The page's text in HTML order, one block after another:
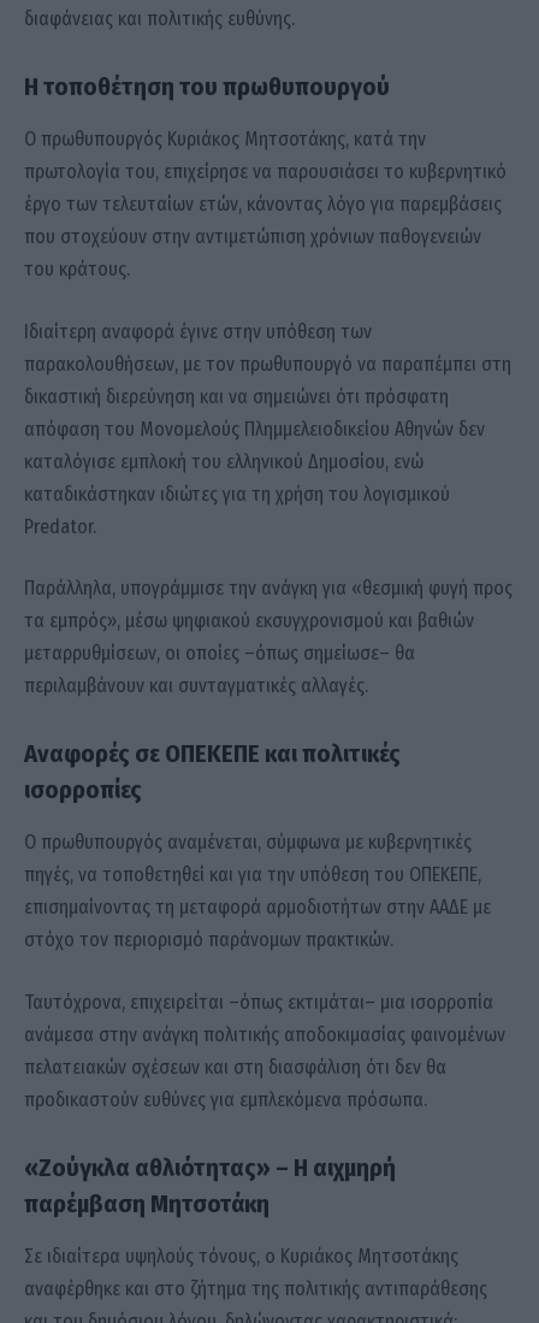
διαφάνειας και πολιτικής ευθύνης.
Η τοποθέτηση του πρωθυπουργού
Ο πρωθυπουργός Κυριάκος Μητσοτάκης, κατά την
πρωτολογία του, επιχείρησε να παρουσιάσει το κυβερνητικό
έργο των τελευταίων ετών, κάνοντας λόγο για παρεμβάσεις
που στοχεύουν στην αντιμετώπιση χρόνιων παθογενειών
του κράτους.
Ιδιαίτερη αναφορά έγινε στην υπόθεση των
παρακολουθήσεων, με τον πρωθυπουργό να παραπέμπει στη
δικαστική διερεύνηση και να σημειώνει ότι πρόσφατη
απόφαση του Μονομελούς Πλημμελειοδικείου Αθηνών δεν
καταλόγισε εμπλοκή του ελληνικού Δημοσίου, ενώ
καταδικάστηκαν ιδιώτες για τη χρήση του λογισμικού
Predator.
Παράλληλα, υπογράμμισε την ανάγκη για «θεσμική φυγή προς
τα εμπρός», μέσω ψηφιακού εκσυγχρονισμού και βαθιών
μεταρρυθμίσεων, οι οποίες –όπως σημείωσε– θα
περιλαμβάνουν και συνταγματικές αλλαγές.
Αναφορές σε ΟΠΕΚΕΠΕ και πολιτικές
ισορροπίες
Ο πρωθυπουργός αναμένεται, σύμφωνα με κυβερνητικές
πηγές, να τοποθετηθεί και για την υπόθεση του ΟΠΕΚΕΠΕ,
επισημαίνοντας τη μεταφορά αρμοδιοτήτων στην ΑΑΔΕ με
στόχο τον περιορισμό παράνομων πρακτικών.
Ταυτόχρονα, επιχειρείται –όπως εκτιμάται– μια ισορροπία
ανάμεσα στην ανάγκη πολιτικής αποδοκιμασίας φαινομένων
πελατειακών σχέσεων και στη διασφάλιση ότι δεν θα
προδικαστούν ευθύνες για εμπλεκόμενα πρόσωπα.
«Ζούγκλα αθλιότητας» – Η αιχμηρή
παρέμβαση Μητσοτάκη
Σε ιδιαίτερα υψηλούς τόνους, ο Κυριάκος Μητσοτάκης
αναφέρθηκε και στο ζήτημα της πολιτικής αντιπαράθεσης